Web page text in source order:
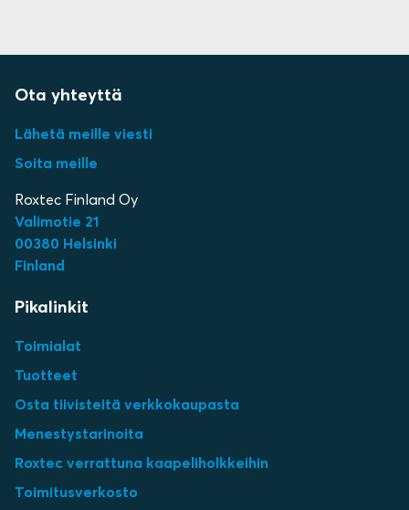
Ota yhteyttä
Lähetä meille viesti
Soita meille
Roxtec Finland Oy
Valimotie 21
00380 Helsinki
Finland
Pikalinkit
Toimialat
Tuotteet
Osta tiivisteitä verkkokaupasta
Menestystarinoita
Roxtec verrattuna kaapeliholkkeihin
Toimitusverkosto